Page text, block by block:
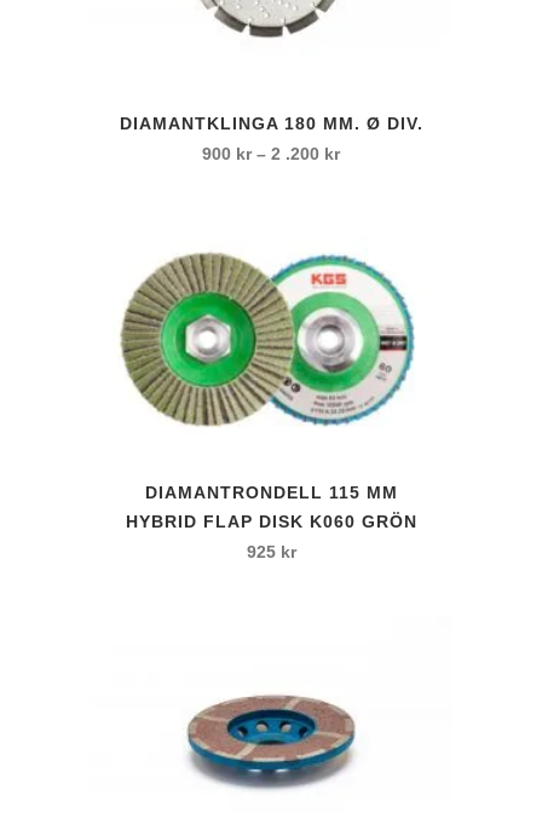
varianter.
olika
alternativen
produktsidan
DIAMANTKLINGA 180 MM. Ø DIV.
900 kr – 2 .200 krPrisintervall:
.200 kr
DIAMANTRONDELL 115 MM
HYBRID FLAP DISK K060 GRÖN
925 kr